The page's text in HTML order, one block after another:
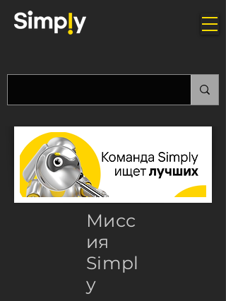
Мисс
ия
Simpl
y